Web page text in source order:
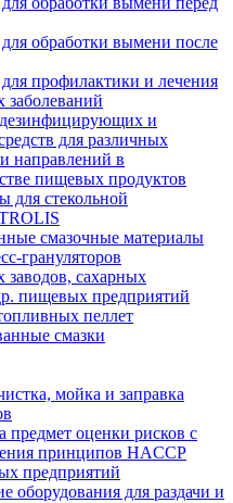
обработки вымени после
профилактики и лечения
заболеваний
и
для различных
направлений в
пищевых продуктов
для стекольной
смазочные материалы
грануляторов
сахарных
пищевых предприятий
пеллет
смазки
мойка и заправка
предмет оценки рисков с
принципов HACCP
предприятий
оборудования для раздачи и